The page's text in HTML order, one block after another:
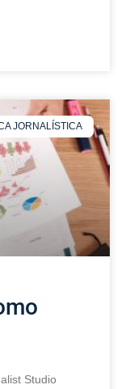
JORNALÍSTICA
Studio